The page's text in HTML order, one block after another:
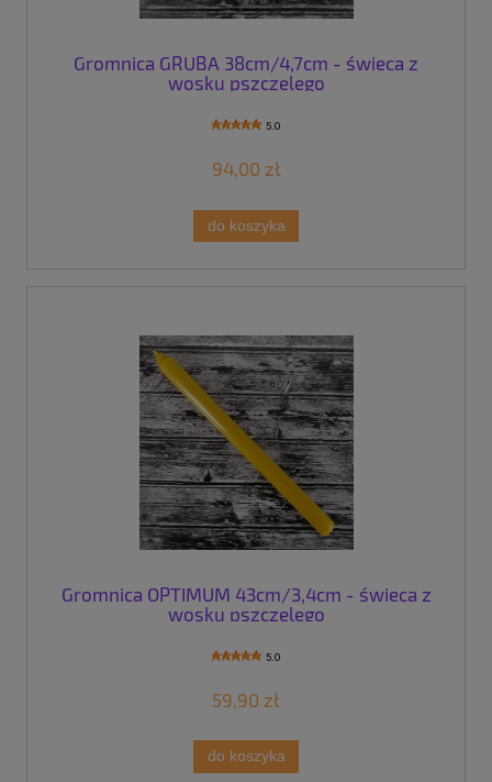
Gromnica GRUBA 38cm/4,7cm - świeca z
wosku pszczelego
5.0
94,00 zł
do koszyka
Gromnica OPTIMUM 43cm/3,4cm - świeca z
wosku pszczelego
5.0
59,90 zł
do koszyka